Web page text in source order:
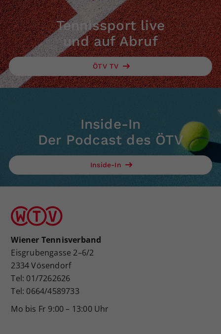
Tennissport live
und auf Abruf
ÖTV TV
Inside-In
Der Podcast des ÖTV
Inside-In
Wiener Tennisverband
Eisgrubengasse 2–6/2
2334 Vösendorf
Tel: 01/7262626
Tel: 0664/4589733
Mo bis Fr 9:00 – 13:00 Uhr